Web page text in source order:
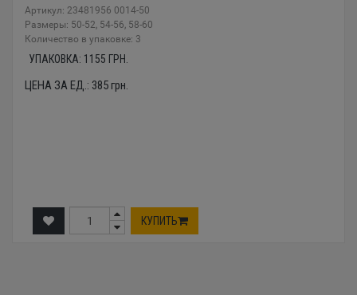
Артикул: 23481956 0014-50
Размеры: 50-52, 54-56, 58-60
Количество в упаковке: 3
УПАКОВКА: 1155 ГРН.
ЦЕНА ЗА ЕД.: 385грн.
КУПИТЬ